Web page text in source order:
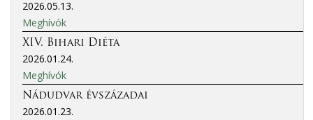
2026.05.13.
Meghívók
XIV. Bihari Diéta
2026.01.24.
Meghívók
Nádudvar évszázadai
2026.01.23.